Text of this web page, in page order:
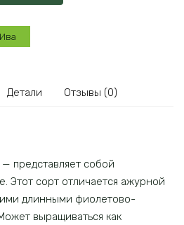
Ива
Детали Отзывы (0)
— представляет собой
Этот сорт отличается ажурной
длинными фиолетово-
выращиваться как